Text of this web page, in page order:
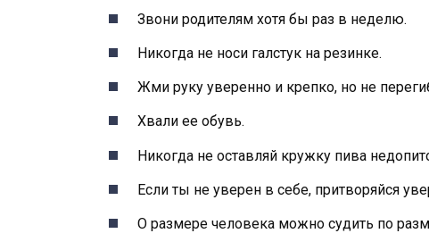
Звони родителям хотя бы раз в неделю.
Никогда не носи галстук на резинке.
Жми руку уверенно и крепко, но не
Хвали ее обувь.
Никогда не оставляй кружку пива
Если ты не уверен в себе, притворяйся
О размере человека можно судить по